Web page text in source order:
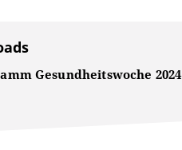
Gesundheitswoche 2024